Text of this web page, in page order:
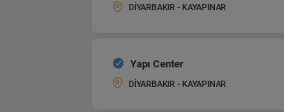
DİYARBAKIR - KAYAPINAR
Yapı Center
DİYARBAKIR - KAYAPINAR